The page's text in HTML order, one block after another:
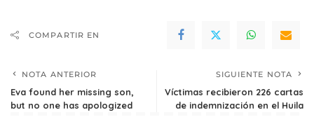
COMPARTIR EN
NOTA ANTERIOR
Eva found her missing son,
but no one has apologized
SIGUIENTE NOTA
Víctimas recibieron 226 cartas
de indemnización en el Huila